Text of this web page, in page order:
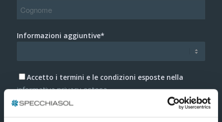
Informazioni aggiuntive*
Accetto i termini e le condizioni esposte nella
informativa privacy estesa
Subscribe